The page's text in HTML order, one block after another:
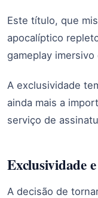
Este título, que
apocalíptico
gameplay imersivo
A exclusividade
ainda mais a
serviço de
Exclusividade
A decisão de